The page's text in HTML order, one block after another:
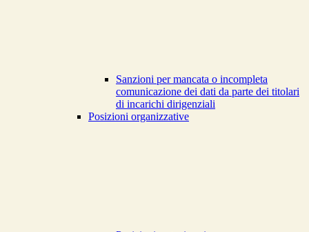
Sanzioni per mancata o incompleta
comunicazione dei dati da parte dei titolari
di incarichi dirigenziali
Posizioni organizzative